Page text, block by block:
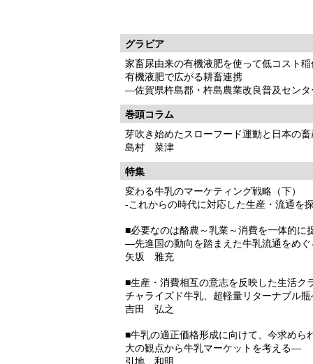
グラビア
家畜尿由来の有機液肥を使って低コスト
有機液肥で広がる耕畜連携
―佐賀県杵島郡・杵島農業改良普及セン
巻頭コラム
芽吹き始めたスローフード運動と日本の畜
島村 菜津
特集
変わる牛乳のマーケティング戦略（下）
-これからの時代に対応した生産・流通を
■必要なのは酪農～乳業～消費を一体的に
―先進国の動向を踏まえた牛乳流通をめ
矢坂 雅充
■生産・消費相互の意志を反映した生活
チャライズド牛乳、超軽量リターナブル
吉田 弘之
■牛乳の適正価格形成に向けて、今求め
大の観点から牛乳マーケットを考える―
引地 和明